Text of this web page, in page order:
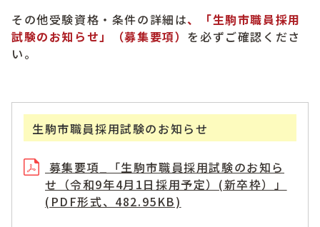
その他受験資格・条件の詳細は、「生駒市職員採用
試験のお知らせ」（募集要項） を必ずご確認くださ
い。
生駒市職員採用試験のお知らせ
募集要項_「生駒市職員採用試験のお知ら
せ（令和9年4月1日採用予定）(新卒枠）」
(PDF形式、482.95KB)